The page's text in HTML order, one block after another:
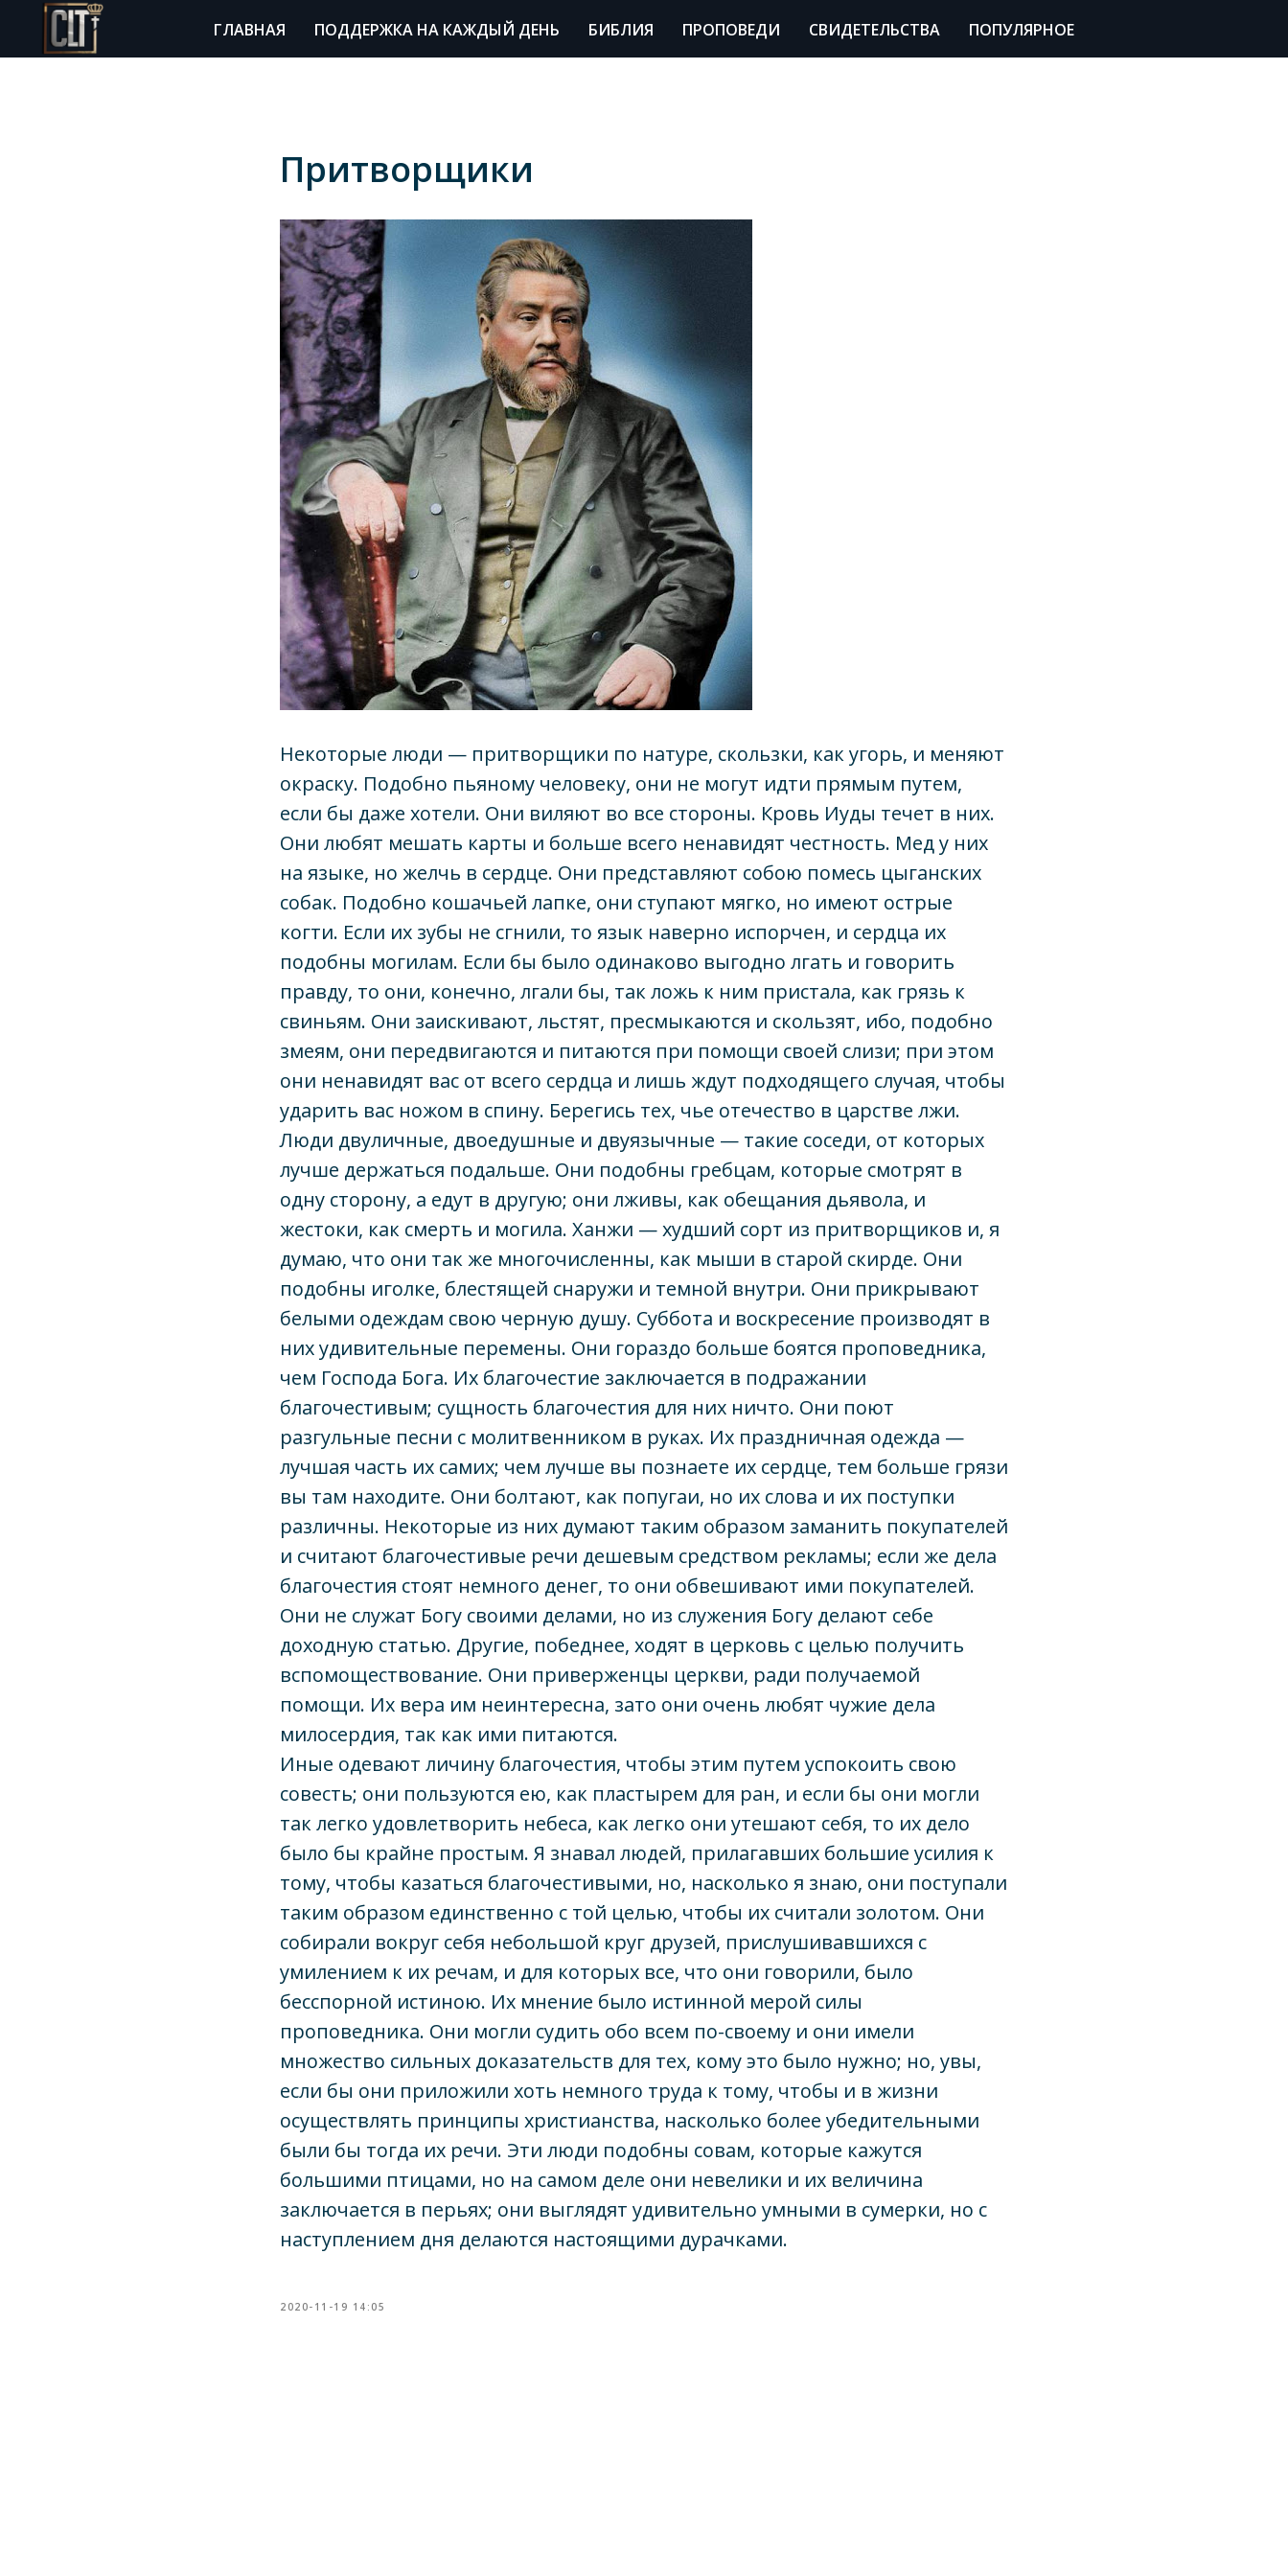
ГЛАВНАЯ ПОДДЕРЖКА НА КАЖДЫЙ ДЕНЬ БИБЛИЯ ПРОПОВЕДИ СВИДЕТЕЛЬСТВА ПОПУЛЯРНОЕ
Притворщики
Некоторые люди — притворщики по натуре, скользки, как угорь, и меняют
окраску. Подобно пьяному человеку, они не могут идти прямым путем,
если бы даже хотели. Они виляют во все стороны. Кровь Иуды течет в них.
Они любят мешать карты и больше всего ненавидят честность. Мед у них
на языке, но желчь в сердце. Они представляют собою помесь цыганских
собак. Подобно кошачьей лапке, они ступают мягко, но имеют острые
когти. Если их зубы не сгнили, то язык наверно испорчен, и сердца их
подобны могилам. Если бы было одинаково выгодно лгать и говорить
правду, то они, конечно, лгали бы, так ложь к ним пристала, как грязь к
свиньям. Они заискивают, льстят, пресмыкаются и скользят, ибо, подобно
змеям, они передвигаются и питаются при помощи своей слизи; при этом
они ненавидят вас от всего сердца и лишь ждут подходящего случая, чтобы
ударить вас ножом в спину. Берегись тех, чье отечество в царстве лжи.
Люди двуличные, двоедушные и двуязычные — такие соседи, от которых
лучше держаться подальше. Они подобны гребцам, которые смотрят в
одну сторону, а едут в другую; они лживы, как обещания дьявола, и
жестоки, как смерть и могила. Ханжи — худший сорт из притворщиков и, я
думаю, что они так же многочисленны, как мыши в старой скирде. Они
подобны иголке, блестящей снаружи и темной внутри. Они прикрывают
белыми одеждам свою черную душу. Суббота и воскресение производят в
них удивительные перемены. Они гораздо больше боятся проповедника,
чем Господа Бога. Их благочестие заключается в подражании
благочестивым; сущность благочестия для них ничто. Они поют
разгульные песни с молитвенником в руках. Их праздничная одежда —
лучшая часть их самих; чем лучше вы познаете их сердце, тем больше грязи
вы там находите. Они болтают, как попугаи, но их слова и их поступки
различны. Некоторые из них думают таким образом заманить покупателей
и считают благочестивые речи дешевым средством рекламы; если же дела
благочестия стоят немного денег, то они обвешивают ими покупателей.
Они не служат Богу своими делами, но из служения Богу делают себе
доходную статью. Другие, победнее, ходят в церковь с целью получить
вспомоществование. Они приверженцы церкви, ради получаемой
помощи. Их вера им неинтересна, зато они очень любят чужие дела
милосердия, так как ими питаются.
Иные одевают личину благочестия, чтобы этим путем успокоить свою
совесть; они пользуются ею, как пластырем для ран, и если бы они могли
так легко удовлетворить небеса, как легко они утешают себя, то их дело
было бы крайне простым. Я знавал людей, прилагавших большие усилия к
тому, чтобы казаться благочестивыми, но, насколько я знаю, они поступали
таким образом единственно с той целью, чтобы их считали золотом. Они
собирали вокруг себя небольшой круг друзей, прислушивавшихся с
умилением к их речам, и для которых все, что они говорили, было
бесспорной истиною. Их мнение было истинной мерой силы
проповедника. Они могли судить обо всем по-своему и они имели
множество сильных доказательств для тех, кому это было нужно; но, увы,
если бы они приложили хоть немного труда к тому, чтобы и в жизни
осуществлять принципы христианства, насколько более убедительными
были бы тогда их речи. Эти люди подобны совам, которые кажутся
большими птицами, но на самом деле они невелики и их величина
заключается в перьях; они выглядят удивительно умными в сумерки, но с
наступлением дня делаются настоящими дурачками.
2020-11-19 14:05